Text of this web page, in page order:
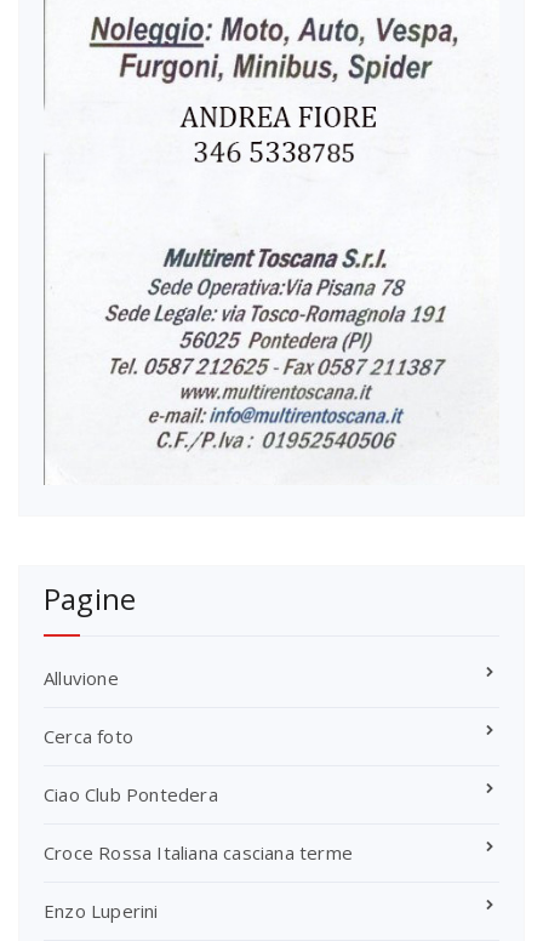
Pagine
Alluvione
Cerca foto
Ciao Club Pontedera
Croce Rossa Italiana casciana terme
Enzo Luperini